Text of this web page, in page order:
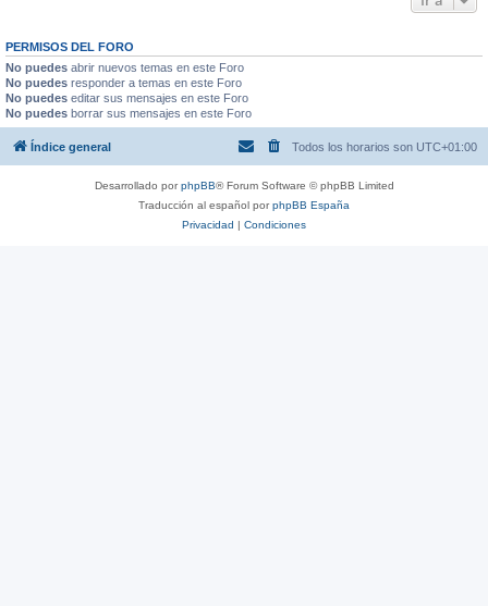
PERMISOS DEL FORO
No puedes abrir nuevos temas en este Foro
No puedes responder a temas en este Foro
No puedes editar sus mensajes en este Foro
No puedes borrar sus mensajes en este Foro
Índice general Todos los horarios son UTC+01:00
Desarrollado porphpBB® Forum Software © phpBB Limited
Traducción al español porphpBB España
Privacidad | Condiciones